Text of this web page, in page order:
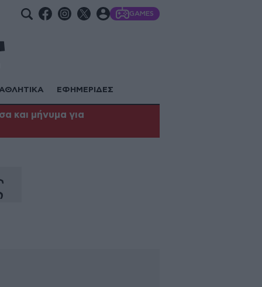
GAMES
ΕΦΗΜΕΡΙΔΕΣ
και μήνυμα για